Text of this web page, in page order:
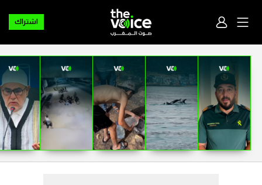
اشتراك